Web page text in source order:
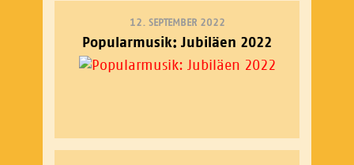
12. SEPTEMBER 2022
Popularmusik: Jubiläen 2022